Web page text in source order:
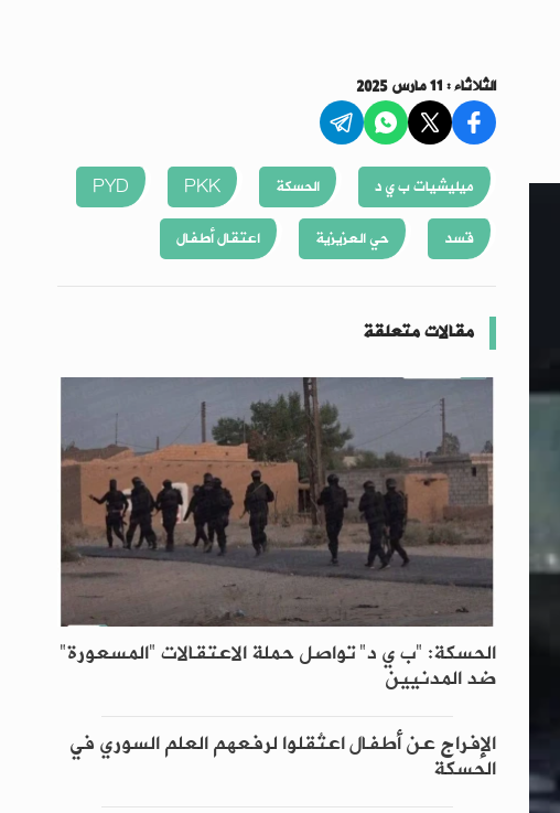
الثلاثاء : 11 مارس 2025
ميليشيات ب ي د الحسكة PKK
PYD
قسد
حي العزيزية اعتقال أطفال
مقالات متعلقة
الحسكة: "ب ي د" تواصل حملة الاعتقالات "المسعورة"
ضد المدنيين
الإفراج عن أطفال اعتُقلوا لرفعهم العلم السوري في
الحسكة